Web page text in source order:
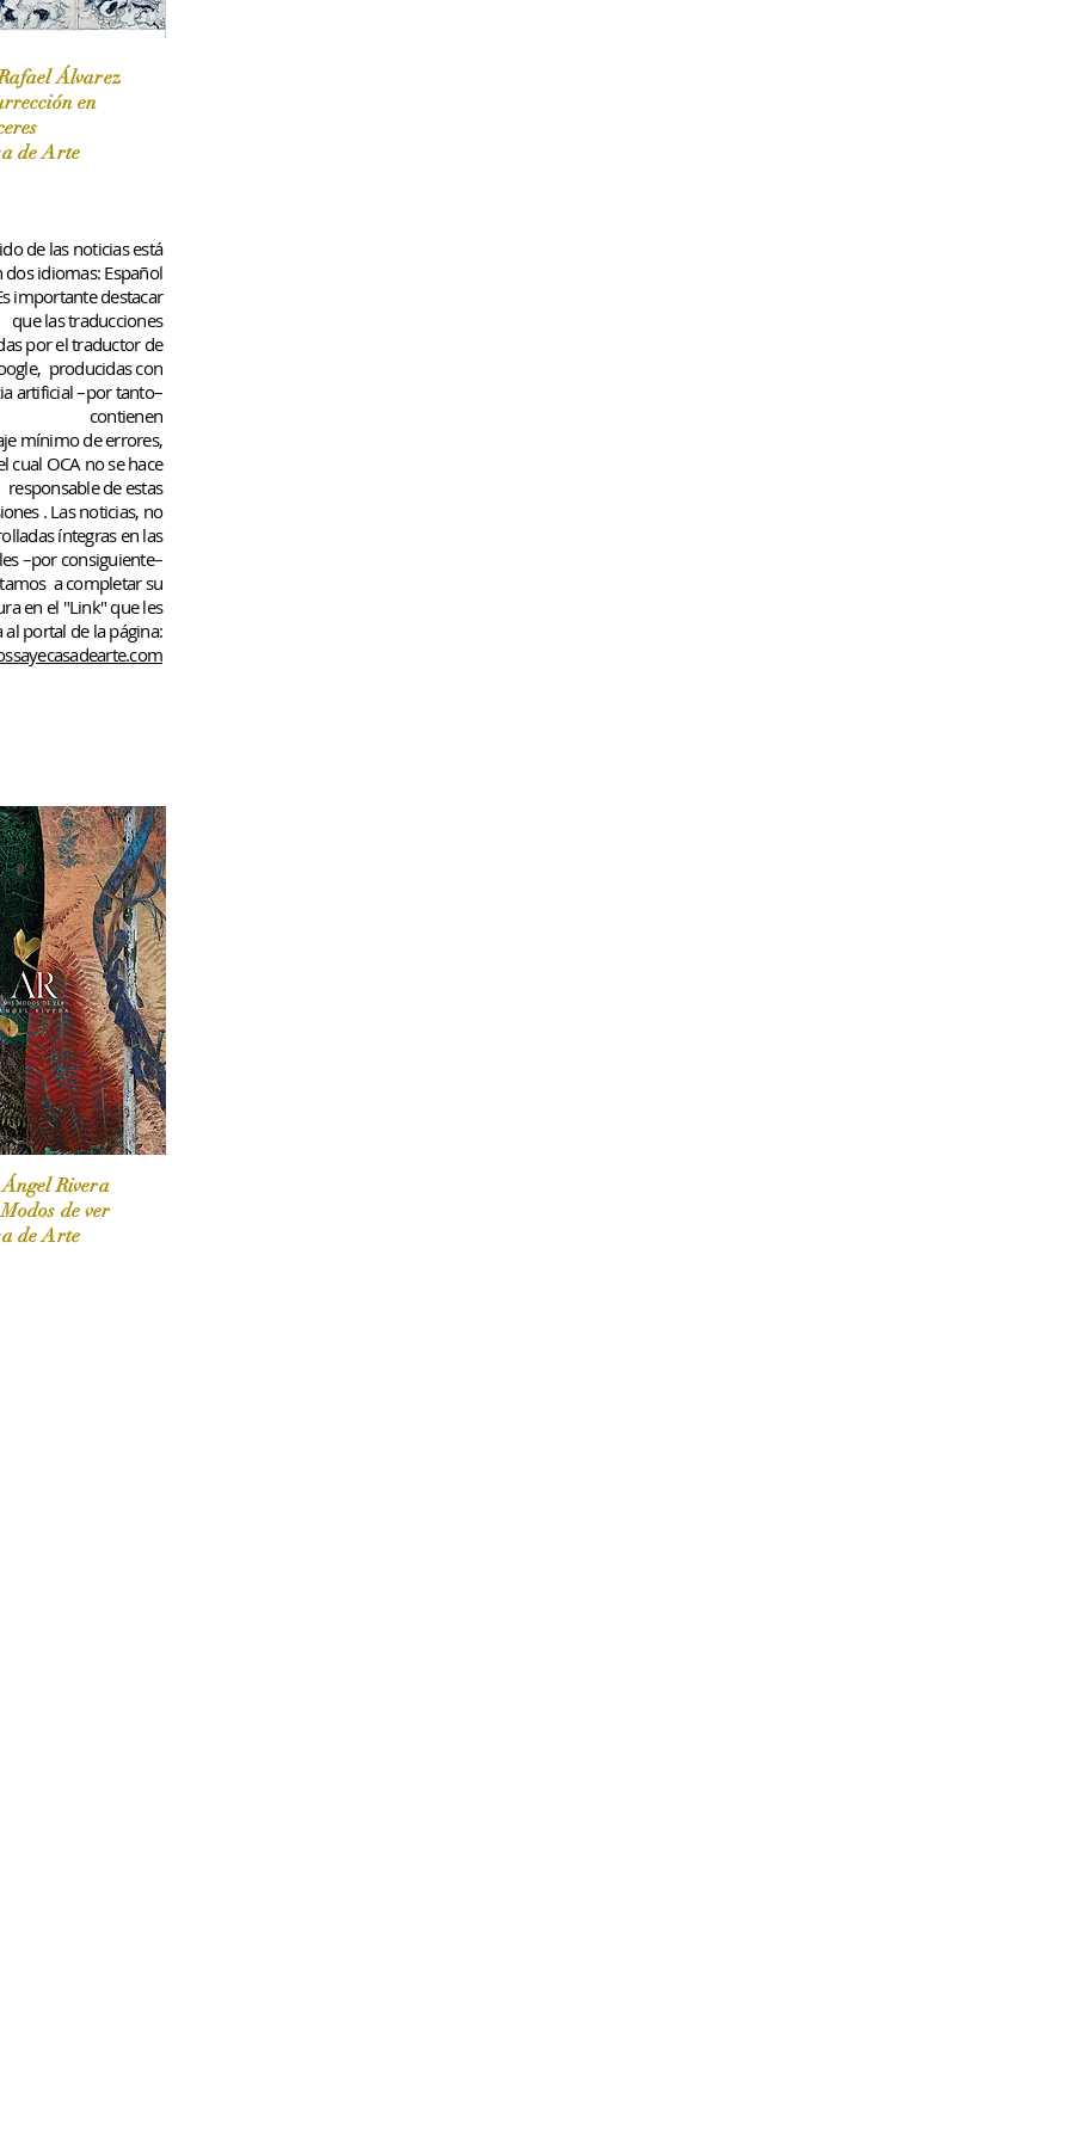
Rivera
de ver
de Arte
de las noticias está
dos idiomas: Español
importante destacar
que las traducciones
por el traductor de
producidas con
artificial –por tanto–
contienen
mínimode errores,
cual OCA no se hace
responsable de estas
. Las noticias, no
íntegras en las
–por consiguiente–
a completar su
en el "Link" que les
portal de la página:
/ Marzo-Abril / 2024
Álvarez
en
de Arte